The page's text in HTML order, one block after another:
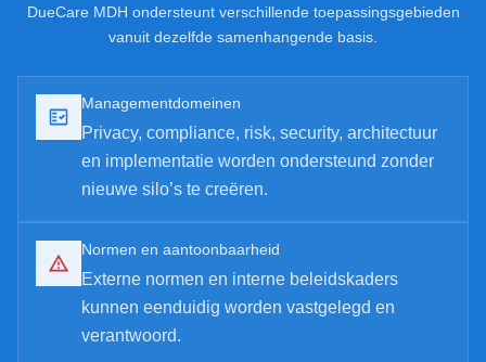
DueCare MDH ondersteunt verschillende toepassingsgebieden
vanuit dezelfde samenhangende basis.
Managementdomeinen
Privacy, compliance, risk, security, architectuur
en implementatie worden ondersteund zonder
nieuwe silo’s te creëren.
Normen en aantoonbaarheid
Externe normen en interne beleidskaders
kunnen eenduidig worden vastgelegd en
verantwoord.